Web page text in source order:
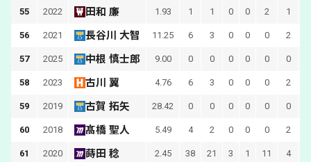
55 2022 田和 廉 1.93 1 1 0 0 2 1
56 2021 長谷川 大智 11.25 6 3 0 0 0 2
57 2025 中根 慎士郎 9.00 0 0 0 0 0 0
58 2023 古川 翼 4.76 6 3 0 0 0 2
59 2019 古賀 拓矢 28.42 0 0 0 0 0 0
60 2018 髙橋 聖人 5.49 4 2 0 0 0 2
61 2020 蒔田 稔 2.45 38 21 3 1 11 4